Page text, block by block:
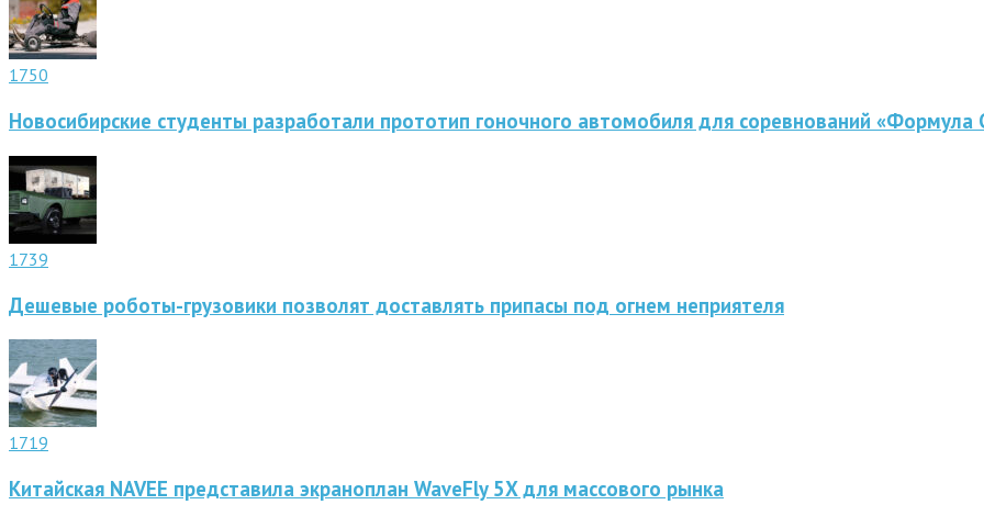
1750
Новосибирские студенты разработали прототип гоночного автомобиля для соревнований «Формула
1739
Дешевые роботы-грузовики позволят доставлять припасы под огнем неприятеля
1719
Китайская NAVEE представила экраноплан WaveFly 5X для массового рынка